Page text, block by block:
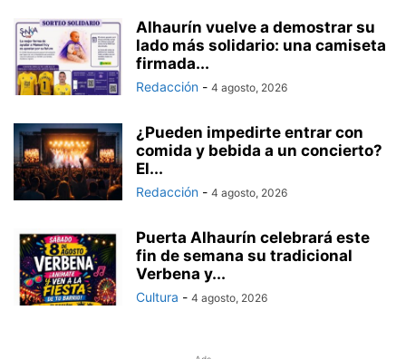
Alhaurín vuelve a demostrar su
lado más solidario: una camiseta
firmada...
Redacción - 4 agosto, 2026
¿Pueden impedirte entrar con
comida y bebida a un concierto?
El...
Redacción - 4 agosto, 2026
Puerta Alhaurín celebrará este
fin de semana su tradicional
Verbena y...
Cultura - 4 agosto, 2026